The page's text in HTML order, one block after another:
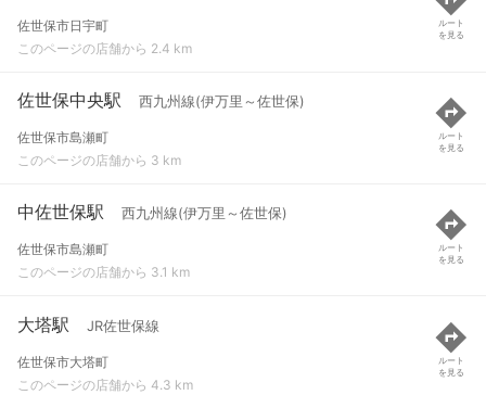
佐世保市日宇町
このページの店舗から 2.4 km
ルート
を見る
佐世保中央駅 西九州線(伊万里～佐世保)
佐世保市島瀬町
このページの店舗から 3 km
ルート
を見る
中佐世保駅 西九州線(伊万里～佐世保)
佐世保市島瀬町
このページの店舗から 3.1 km
ルート
を見る
大塔駅 JR佐世保線
佐世保市大塔町
このページの店舗から 4.3 km
ルート
を見る